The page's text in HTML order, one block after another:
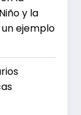
y la
un ejemplo